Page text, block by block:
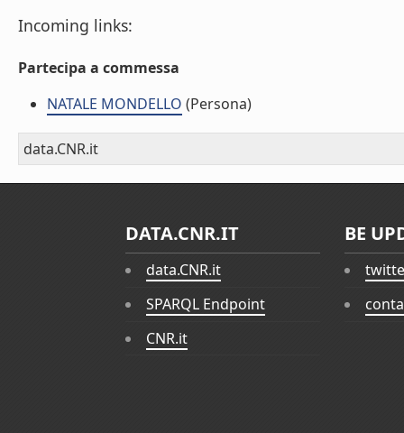
Incoming links:
Partecipa a commessa
NATALE MONDELLO (Persona)
data.CNR.it
DATA.CNR.IT
data.CNR.it
SPARQL Endpoint
CNR.it
BE